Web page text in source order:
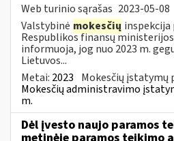
Web turinio sąrašas 2023-05-08
Valstybinė mokesčių inspekcija
Respublikos finansų
informuoja, jog nuo 2023 m.
Lietuvos...
Metai: 2023 Mokesčių įstatymų
Mokesčių administravimo
m.
Dėl įvesto naujo paramos
metinėje paramos teikimo